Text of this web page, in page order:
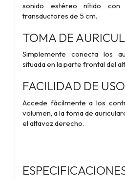
sonido estéreo nítido
transductores de 5 cm.
TOMA DE
Simplemente conecta los
situada en la parte frontal del
FACILIDAD DE USO
Accede fácilmente a los
volumen, a la toma de
el altavoz derecho.